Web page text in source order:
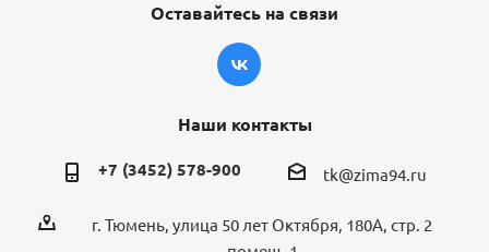
Оставайтесь на связи
Наши контакты
+7 (3452) 578-900 tk@zima94.ru
г. Тюмень, улица 50 лет Октября, 180А, стр. 2